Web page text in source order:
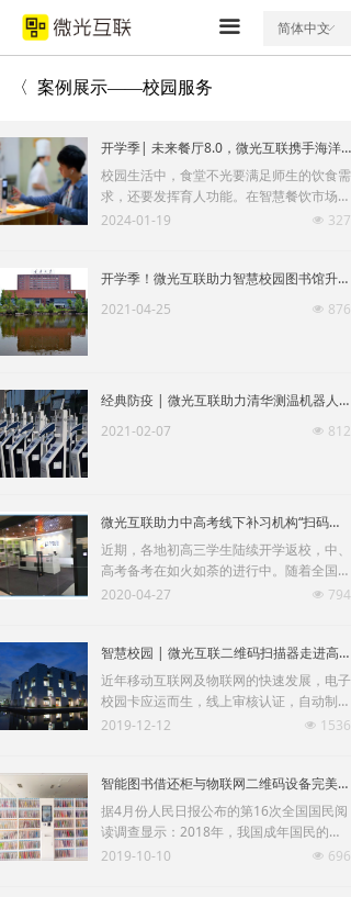
끀 ꀅ
简体中文
〈 案例展示——校园服务
开学季| 未来餐厅8.0，微光互联携手海洋大学，引领校园食堂智慧化升级
校园生活中，食堂不光要满足师生的饮食需
求，还要发挥育人功能。在智慧餐饮市场不
断扩大的背景下，如何数字化升级餐厨生
넶 327
2024-01-19
开学季！微光互联助力智慧校园图书馆升级“校园码”扫码通行
넶 876
2021-04-25
经典防疫 | 微光互联助力清华测温机器人“阿荼”校园防疫！
넶 812
2021-02-07
微光互联助力中高考线下补习机构“扫码防疫”
近期，各地初高三学生陆续开学返校，中、
高考备考在如火如荼的进行中。随着全国各
地中高考及开学时间的确定，中高考线下补
恢复。因此，各家培训教育机构提前做
到“准备到位”才是当务之急。
넶 794
2020-04-27
智慧校园 | 微光互联二维码扫描器走进高校图书馆
近年移动互联网及物联网的快速发展，电子
校园卡应运而生，线上审核认证，自动制卡
发卡，内置到支付宝或者微信卡包中，生成
的身份识别、线下消费功能之外，还附有线
上缴费、图书馆/宿舍闸机扫码进出等功
能，更加安全便捷。
넶 1536
2019-12-12
智能图书借还柜与物联网二维码设备完美结合
据4月份人民日报公布的第16次全国国民阅
读调查显示：2018年，我国成年国民的综
合阅读率保持增长势头，人均纸质书阅读量
넶 696
2019-10-10